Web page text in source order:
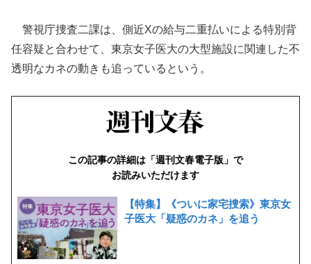
警視庁捜査二課は、側近Xの給与二重払いによる特別背
任容疑と合わせて、東京女子医大の大型施設に関連した不
透明なカネの動きも追っているという。
この記事の詳細は「週刊文春電子版」で
お読みいただけます
【特集】《ついに家宅捜索》東京女
子医大「疑惑のカネ」を追う